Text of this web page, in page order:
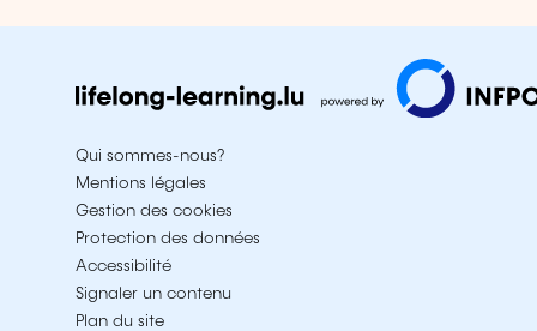
Qui sommes-nous?
Mentions légales
Gestion des cookies
Protection des données
Accessibilité
Signaler un contenu
Plan du site